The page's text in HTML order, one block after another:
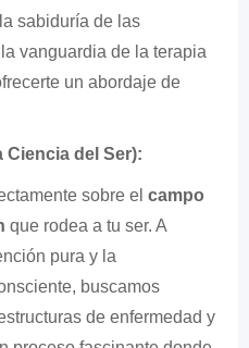
sabiduría de las
vanguardia de la terapia
un abordaje de
Ciencia del Ser):
sobre el campo
que rodea a tu ser. A
pura y la
buscamos
de enfermedad y